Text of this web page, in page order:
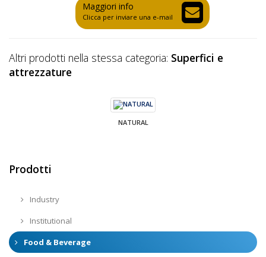
Maggiori info
Clicca per inviare una e-mail
Altri prodotti nella stessa categoria: Superfici e
attrezzature
NATURAL
Prodotti
Industry
Institutional
Food & Beverage